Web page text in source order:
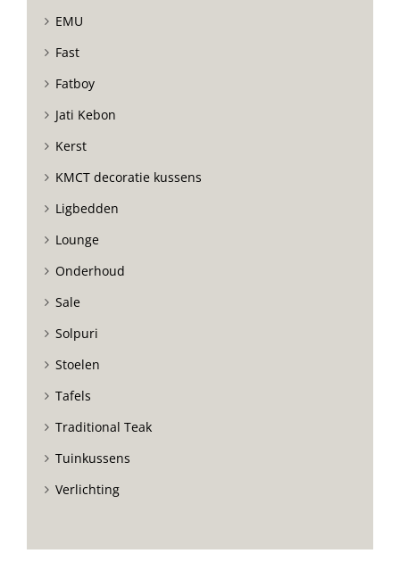
EMU
Fast
Fatboy
Jati Kebon
Kerst
KMCT decoratie kussens
Ligbedden
Lounge
Onderhoud
Sale
Solpuri
Stoelen
Tafels
Traditional Teak
Tuinkussens
Verlichting